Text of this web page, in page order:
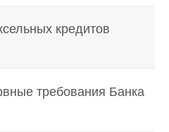
кредитов
требования Банка